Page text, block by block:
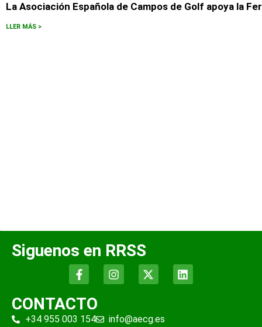
La Asociación Española de Campos de Golf apoya la
LLER MÁS >
Siguenos en RRSS
CONTACTO
+34 955 003 154
info@aecg.es